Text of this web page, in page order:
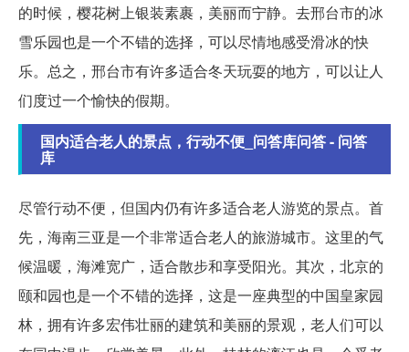
的时候，樱花树上银装素裹，美丽而宁静。去邢台市的冰
雪乐园也是一个不错的选择，可以尽情地感受滑冰的快
乐。总之，邢台市有许多适合冬天玩耍的地方，可以让人
们度过一个愉快的假期。
国内适合老人的景点，行动不便_问答库问答 - 问答
库
尽管行动不便，但国内仍有许多适合老人游览的景点。首
先，海南三亚是一个非常适合老人的旅游城市。这里的气
候温暖，海滩宽广，适合散步和享受阳光。其次，北京的
颐和园也是一个不错的选择，这是一座典型的中国皇家园
林，拥有许多宏伟壮丽的建筑和美丽的景观，老人们可以